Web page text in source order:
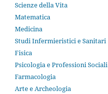
Scienze della Vita
Matematica
Medicina
Studi Infermieristici e Sanitari
Fisica
Psicologia e Professioni Sociali
Farmacologia
Arte e Archeologia